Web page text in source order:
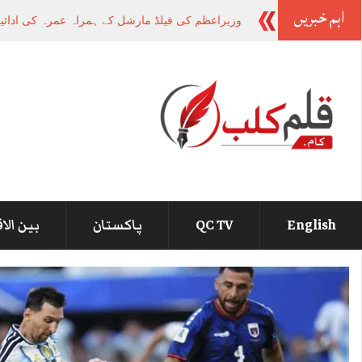
اہم خبریں وزیراعظم کی فیلڈ مارشل کے ہمراہ عمرہ کی
English
QC TV پاکستان بین